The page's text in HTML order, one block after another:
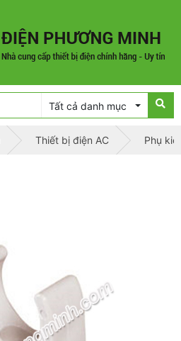
Tất cả danh mục
Thiết bị điện AC Phụ